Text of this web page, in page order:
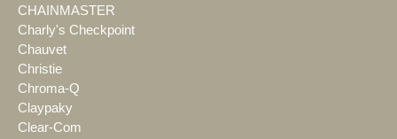
CHAINMASTER
Charly's Checkpoint
Chauvet
Christie
Chroma-Q
Claypaky
Clear-Com